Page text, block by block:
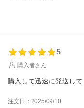
5
購入者さん
購入して迅速に発送して
注文日：2025/09/10